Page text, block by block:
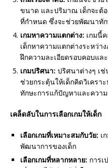
ขนาด และปริมาณ เด็กจะต้
ที่กำหนด ซึ่งจะช่วยพัฒนาทัก
เกมหาความแตกต่าง: เกมนี้
เด็กหาความแตกต่างระหว่า
ฝึกความละเอียดรอบคอบแล
เกมปริศนา: ปริศนาต่างๆ เ
ช่วยกระตุ้นให้เด็กคิดวิเคร
ทักษะการแก้ปัญหาและควา
เคล็ดลับในการเลือกเกมให้เด็ก
เลือกเกมที่เหมาะสมกับวัย: เ
พัฒนาการของเด็ก
เลือกเกมที่หลากหลาย: การเ